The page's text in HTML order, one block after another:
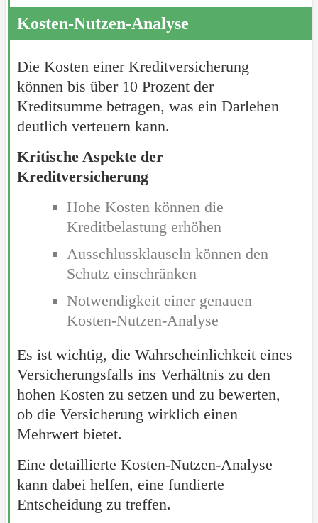
Kosten-Nutzen-Analyse
Die Kosten einer Kreditversicherung
können bis über 10 Prozent der
Kreditsumme betragen, was ein Darlehen
deutlich verteuern kann.
Kritische Aspekte der
Kreditversicherung
Hohe Kosten können die
Kreditbelastung erhöhen
Ausschlussklauseln können den
Schutz einschränken
Notwendigkeit einer genauen
Kosten-Nutzen-Analyse
Es ist wichtig, die Wahrscheinlichkeit eines
Versicherungsfalls ins Verhältnis zu den
hohen Kosten zu setzen und zu bewerten,
ob die Versicherung wirklich einen
Mehrwert bietet.
Eine detaillierte Kosten-Nutzen-Analyse
kann dabei helfen, eine fundierte
Entscheidung zu treffen.